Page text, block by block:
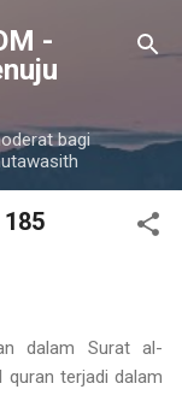
-
bagi
dalam Surat al-
quran terjadi dalam